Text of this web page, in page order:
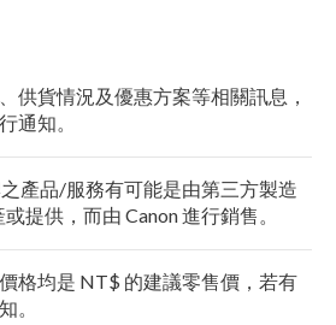
供貨情況及優惠方案等相關訊息，
通知。
之產品/服務有可能是由第三方製造
提供，而由 Canon 進行銷售。
格均是 NT$ 的建議零售價，若有
。